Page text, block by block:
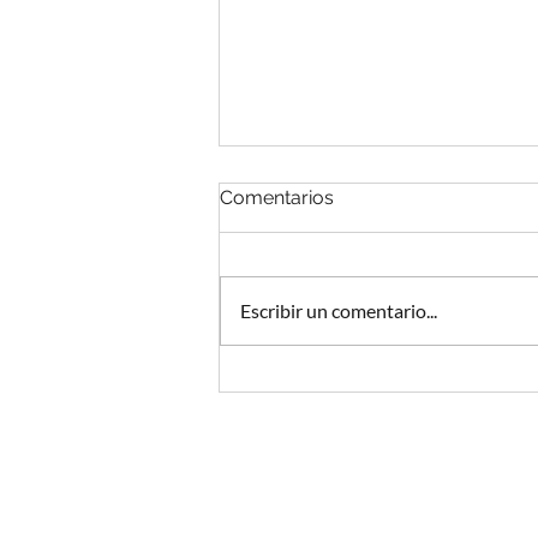
Comentarios
Escribir un comentario...